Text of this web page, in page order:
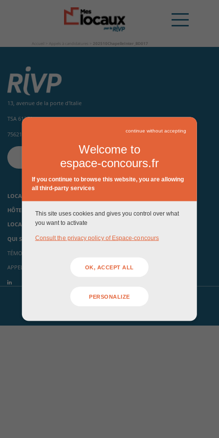
Accueil Appels à candidatures 202510ChapelleInter_BD017
13, avenue de la porte d'Italie
TSA 61371
75621 Paris Cedex 13
LOCAUX D’ACTIVITÉS ET HÔTELS INDUSTRIELS
HÔTELS D’ENTREPRISES, PÉPINIÈRES ET INCUBATEURS
LOCAUX ÉVÉNEMENTIELS
QUI SOMMES-NOUS ?
TÉMOIGNAGES
APPELS À CANDIDATURES
continue without accepting
Welcome to
espace-concours.fr
If you continue to browse this website, you are allowing
all third-party services
This site uses cookies and gives you control over what
you want to activate
Consult the privacy policy of Espace-concours
OK, ACCEPT ALL
PERSONALIZE